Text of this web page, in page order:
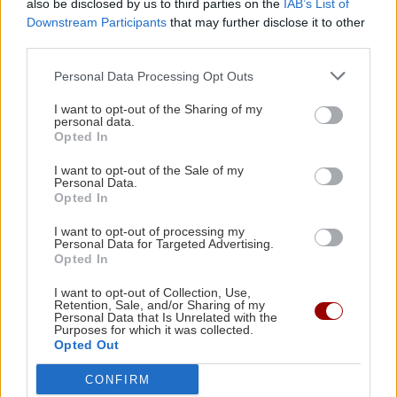
also be disclosed by us to third parties on the IAB’s List of
Downstream Participants that may further disclose it to other
Personal Data Processing Opt Outs
I want to opt-out of the Sharing of my
personal data.
Opted In
I want to opt-out of the Sale of my
Personal Data.
Opted In
I want to opt-out of processing my
Personal Data for Targeted Advertising.
Opted In
I want to opt-out of Collection, Use,
Retention, Sale, and/or Sharing of my
Personal Data that Is Unrelated with the
Purposes for which it was collected.
Opted Out
CONFIRM
Νέα άφιξη μεταναστών στην Κρήτη: 57 άτομα
Αντόνια Μπαντέρας: «Η καρδιακή προσβολή
ήταν το καλύτερο πράγμα που μου συνέβη»
ΚΟΣΜΟΣ
υπέγραψαν αμυντική συμφωνία – Τι
προβλέπει
14:57
ΠΟΛΙΤΙΚΗ
Στις 9 Σεπτεμβρίου ο Τσίπρας στη ΔΕΘ, στις 2
θα παρουσιάσει το οικονομικό πρόγραμμά του
ΥΓΕΙΑ
Καλοκαίρι - θερμοκρασίες: Τα οφέλη
από τη χρήση κλιματιστικού και
ανεμιστήρα οροφής
ΠΟΛΙΤΙΚΗ
Τσουκαλάς: «Έκθεση-κόλαφος του
ΟΟΣΑ διαλύει το success story της